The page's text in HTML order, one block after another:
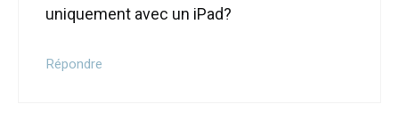
uniquement avec un iPad?
Répondre